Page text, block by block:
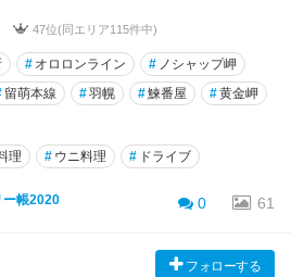
47位(同エリア115件中)
# オロロンライン # ノシャップ岬
留萌本線 #羽幌 #鰊番屋 #黄金岬
理 # ウニ料理 # ドライブ
帳2020 0 61
フォローする